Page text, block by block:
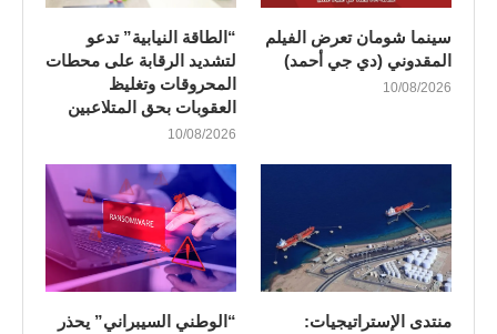
سينما شومان تعرض الفيلم
المقدوني (دي جي أحمد)
10/08/2026
“الطاقة النيابية” تدعو
لتشديد الرقابة على محطات
المحروقات وتغليظ
العقوبات بحق المتلاعبين
10/08/2026
منتدى الإستراتيجيات:
“الوطني السيبراني” يحذر